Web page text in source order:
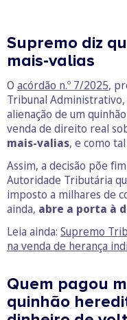
Supremo diz
mais-valias
O acórdão n.º 7/2025,
Tribunal
alienação de um
venda de direito real
mais-valias, e como tal
Assim, a decisão põe
Autoridade Tributária
imposto a milhares de
ainda, abre a porta à
Leia ainda: Supremo
na venda de herança
Quem pagou
quinhão